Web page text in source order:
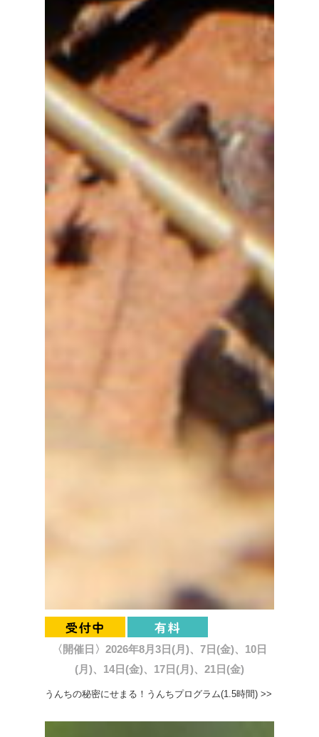
〈開催日〉2026年8月3日(月)、7日(金)、10日
(月)、14日(金)、17日(月)、21日(金)
うんちの秘密にせまる！うんちプログラム(1.5時間) >>